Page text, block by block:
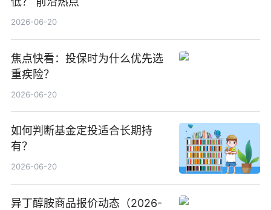
2026-06-20
焦点快看：投保时为什么优先选
重疾险？
2026-06-20
如何判断基金定投适合长期持
有？
2026-06-20
异丁醇胺商品报价动态（2026-